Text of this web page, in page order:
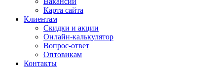
Карта сайта
Клиентам
Скидки и акции
Онлайн-калькулятор
Вопрос-ответ
Оптовикам
Контакты